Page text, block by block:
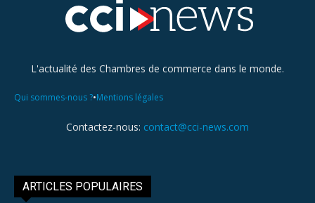
L'actualité des Chambres de commerce dans le monde.
Qui sommes-nous ?•Mentions légales
Contactez-nous: contact@cci-news.com
ARTICLES POPULAIRES